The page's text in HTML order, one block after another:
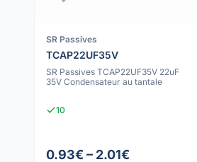
SR Passives
TCAP22UF35V
SR Passives TCAP22UF35V 22uF
35V Condensateur au tantale
10
0.93€ – 2.01€